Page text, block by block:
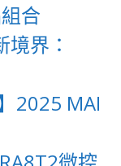
合
界：
2025 MAI